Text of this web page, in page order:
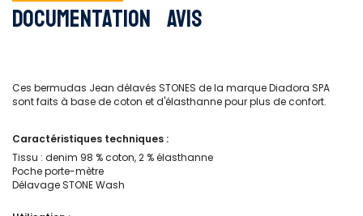
Documentation Avis
Ces bermudas Jean délavés STONES de la marque Diadora SPA
sont faits à base de coton et d'élasthanne pour plus de confort.
Caractéristiques techniques :
Tissu : denim 98 % coton, 2 % élasthanne
Poche porte-mètre
Délavage STONE Wash